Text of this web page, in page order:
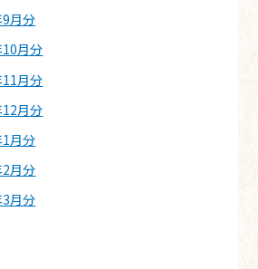
月分
月分
月分
月分
月分
月分
月分